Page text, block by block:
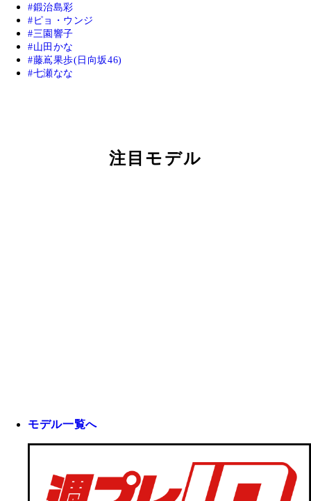
鍛治島彩
ピョ・ウンジ
三園響子
山田かな
藤嶌果歩(日向坂46)
七瀬なな
注目モデル
モデル一覧へ